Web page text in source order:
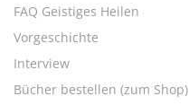
FAQ Geistiges Heilen
Vorgeschichte
Interview
Bücher bestellen (zum Shop)